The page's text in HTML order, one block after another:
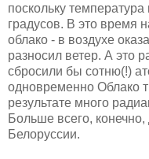
поскольку
градусов. В это время
облако - в воздухе
разносил ветер. А это
сбросили бы сотню(!)
одновременно Облако
результате много
Больше всего, конечно,
Белоруссии.